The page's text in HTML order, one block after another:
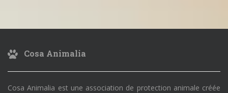
Cosa Animalia
Cosa Animalia est une association de protection animale créée